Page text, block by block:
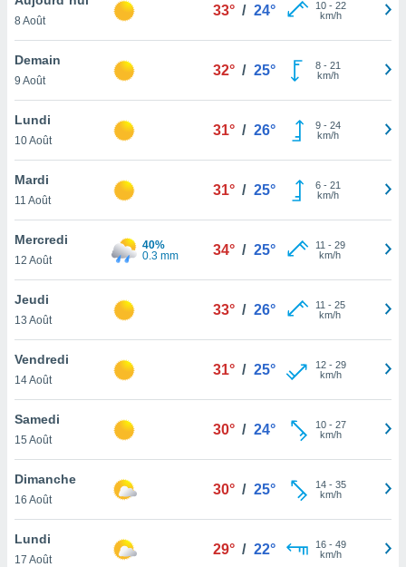
et
»,
au
vous
qu'ils
ou
le
ainsi
un
la
du
en
de
8 Août
33° / 24° 10- 22
km/h
Demain
9 Août
32° / 25° 8- 21
km/h
Lundi
10 Août
31° / 26° 9- 24
km/h
Mardi
11 Août
31° / 25° 6- 21
km/h
Mercredi
12 Août
40%
0.3 mm
34° / 25° 11 - 29
km/h
Jeudi
13 Août
33° / 26° 11 - 25
km/h
Vendredi
14 Août
31° / 25° 12- 29
km/h
Samedi
15 Août
30° / 24° 10- 27
km/h
Dimanche
16 Août
30° / 25° 14- 35
km/h
Lundi
17 Août
29° / 22° 16- 49
km/h